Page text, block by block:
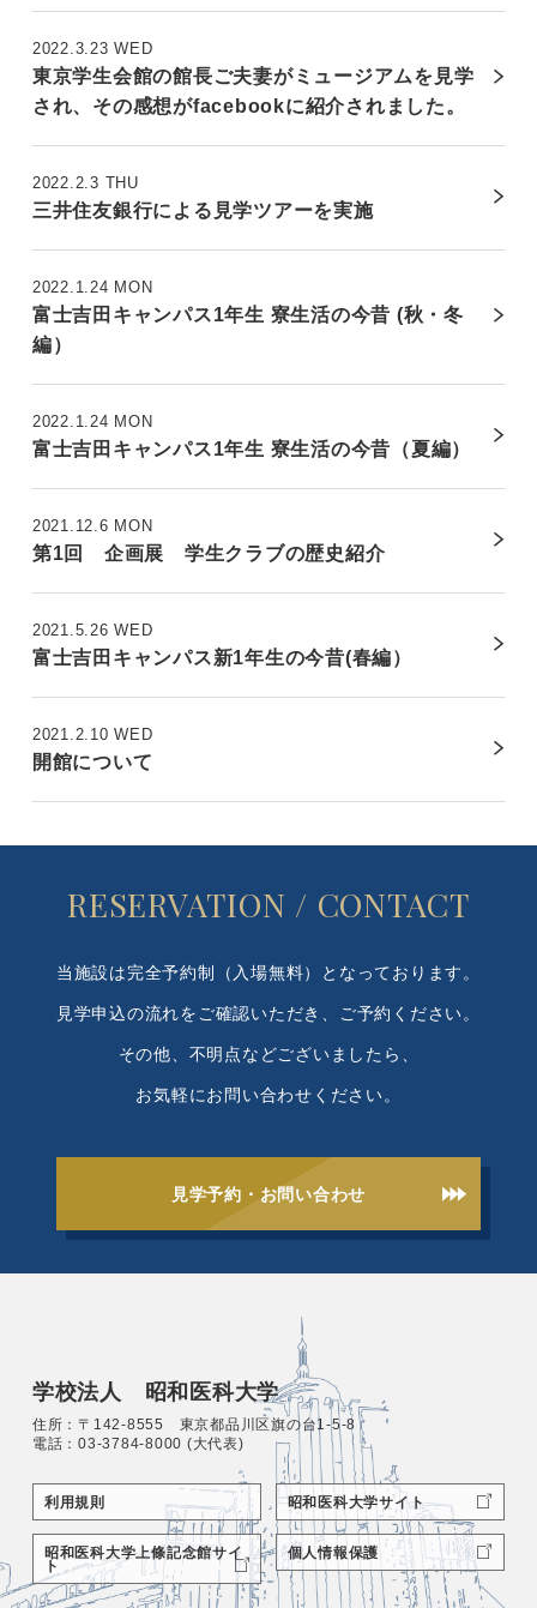
2022.3.23 WED
東京学生会館の館長ご夫妻がミュージアムを見学
され、その感想がfacebookに紹介されました。
2022.2.3 THU
三井住友銀行による見学ツアーを実施
2022.1.24 MON
富士吉田キャンパス1年生 寮生活の今昔 (秋・冬
編）
2022.1.24 MON
富士吉田キャンパス1年生 寮生活の今昔（夏編）
2021.12.6 MON
第1回 企画展 学生クラブの歴史紹介
2021.5.26 WED
富士吉田キャンパス新1年生の今昔(春編）
2021.2.10 WED
開館について
RESERVATION / CONTACT
当施設は完全予約制（入場無料）となっております。
見学申込の流れをご確認いただき、ご予約ください。
その他、不明点などございましたら、
お気軽にお問い合わせください。
見学予約・お問い合わせ
学校法人 昭和医科大学
住所：〒142-8555 東京都品川区旗の台1-5-8
電話：03-3784-8000 (大代表)
利用規則 昭和医科大学サイト
昭和医科大学上條記念館サイ
ト
個人情報保護